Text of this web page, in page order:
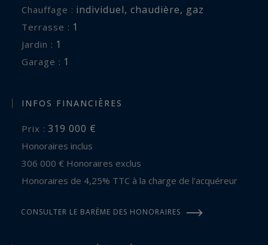
Chauffage : individuel, chaudière, gaz
terrasse : 1
jardin : 1
garage : 1
INFOS FINANCIÈRES
Prix : 319 000 €
Honoraires inclus
306 000 € Honoraires exclus
Honoraires de 4,25% TTC à la charge de l'acquéreur
CONSULTER LE BARÈME DES HONORAIRES